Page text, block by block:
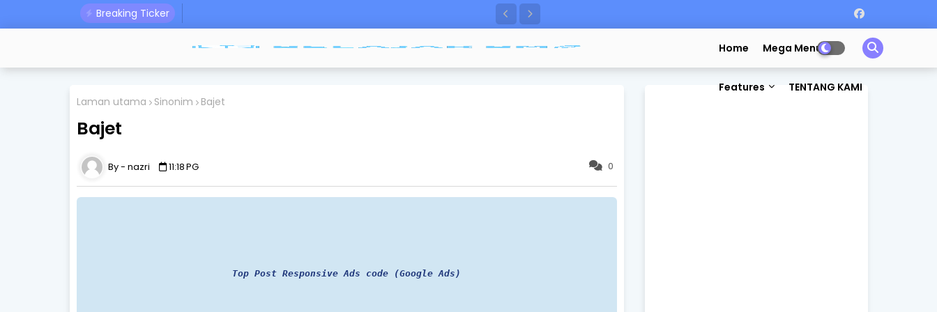
Breaking Ticker
Home Mega Menu
Features
TENTANG KAMI
Laman utama
Sinonim Bajet
Bajet
0
nazri 11:18 PG
Top Post Responsive Ads code (Google Ads)